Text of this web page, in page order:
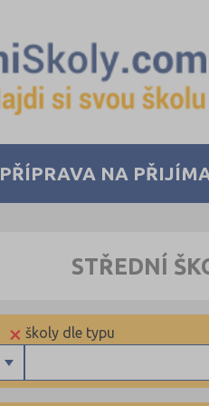
PŘÍPRAVA NA
STŘEDNÍ
školy dle typu
×